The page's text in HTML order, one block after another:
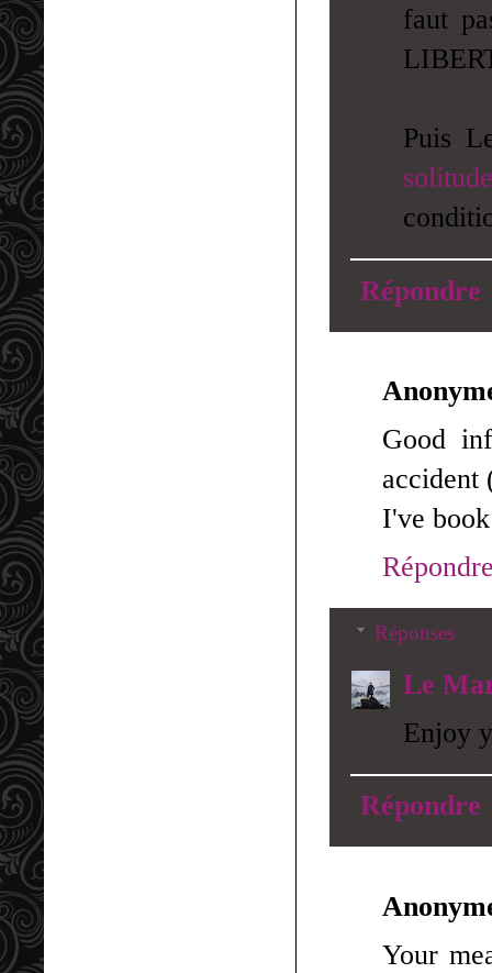
faut
Puis
solitude
Répondre
Good
accident
I've
Réponses
Le
Enjoy
Répondre
Your